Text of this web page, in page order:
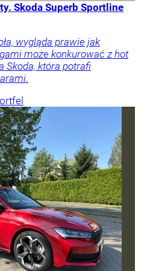
Skoda Superb Sportline
wygląda prawie jak
może konkurować z hot
Skoda, która potrafi